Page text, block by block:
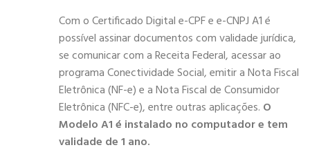
Com o Certificado Digital e-CPF e e-CNPJ A1 é
possível assinar documentos com validade jurídica,
se comunicar com a Receita Federal, acessar ao
programa Conectividade Social, emitir a Nota Fiscal
Eletrônica (NF-e) e a Nota Fiscal de Consumidor
Eletrônica (NFC-e), entre outras aplicações. O
Modelo A1 é instalado no computador e tem
validade de 1 ano.